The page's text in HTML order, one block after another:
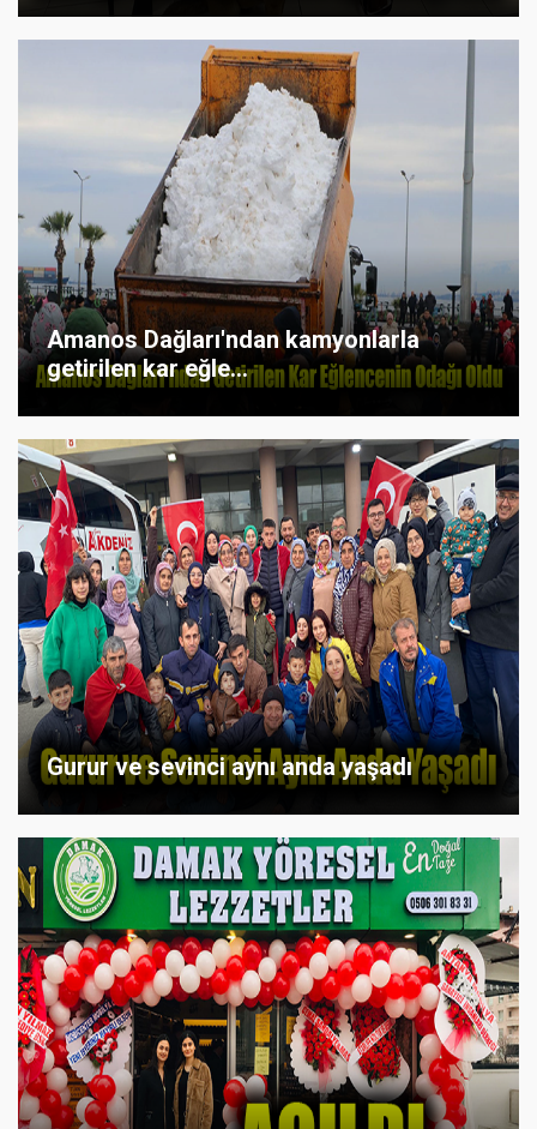
Amanos Dağları'ndan kamyonlarla
getirilen kar eğle...
Gurur ve sevinci aynı anda yaşadı